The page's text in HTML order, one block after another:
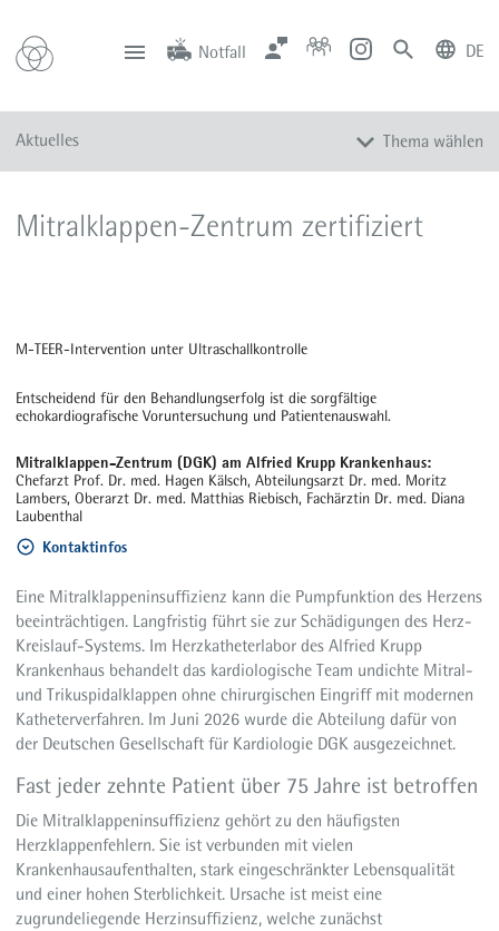
Notfall
Notfall Zentrale Anfahrt
DE
Aktuelles Thema wählen
Veranstaltungen
Mediathek
Mitralklappen-Zentrum zertifiziert
M-TEER-Intervention unter Ultraschallkontrolle
Entscheidend für den Behandlungserfolg ist die sorgfältige
echokardiografische Voruntersuchung und Patientenauswahl.
Mitralklappen-Zentrum (DGK) am Alfried Krupp Krankenhaus:
Chefarzt Prof. Dr. med. Hagen Kälsch, Abteilungsarzt Dr. med. Moritz
Lambers, Oberarzt Dr. med. Matthias Riebisch, Fachärztin Dr. med. Diana
Laubenthal
Kontaktinfos
Eine Mitralklappeninsuffizienz kann die Pumpfunktion des Herzens
beeinträchtigen. Langfristig führt sie zur Schädigungen des Herz-
Kreislauf-Systems. Im Herzkatheterlabor des Alfried Krupp
Krankenhaus behandelt das kardiologische Team undichte Mitral-
und Trikuspidalklappen ohne chirurgischen Eingriff mit modernen
Katheterverfahren. Im Juni 2026 wurde die Abteilung dafür von
der Deutschen Gesellschaft für Kardiologie DGK ausgezeichnet.
Fast jeder zehnte Patient über 75 Jahre ist betroffen
Die Mitralklappeninsuffizienz gehört zu den häufigsten
Herzklappenfehlern. Sie ist verbunden mit vielen
Krankenhausaufenthalten, stark eingeschränkter Lebensqualität
und einer hohen Sterblichkeit. Ursache ist meist eine
zugrundeliegende Herzinsuffizienz, welche zunächst